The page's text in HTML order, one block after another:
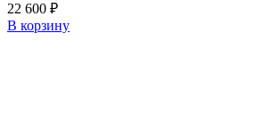
22 600 ₽
В корзину